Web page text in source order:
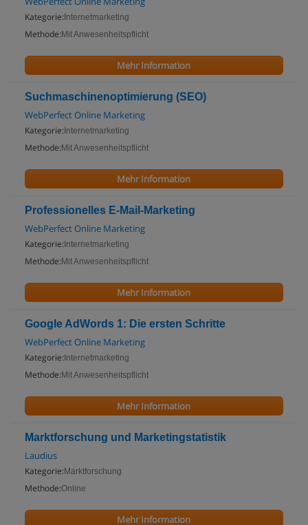
Kategorie: Internetmarketing
Methode: Mit Anwesenheitspflicht
Mehr Information
Suchmaschinenoptimierung (SEO)
WebPerfect Online Marketing
Kategorie: Internetmarketing
Methode: Mit Anwesenheitspflicht
Mehr Information
Professionelles E-Mail-Marketing
WebPerfect Online Marketing
Kategorie: Internetmarketing
Methode: Mit Anwesenheitspflicht
Mehr Information
Google AdWords 1: Die ersten Schritte
WebPerfect Online Marketing
Kategorie: Internetmarketing
Methode: Mit Anwesenheitspflicht
Mehr Information
Marktforschung und Marketingstatistik
Laudius
Kategorie: Marktforschung
Methode:Online
Mehr Information